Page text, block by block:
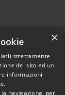
×
strettamente
del sito ed un
informazioni
navigazione, per